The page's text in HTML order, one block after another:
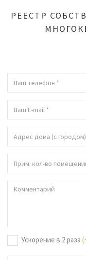
РЕЕСТР
Ускорение в 2 раза